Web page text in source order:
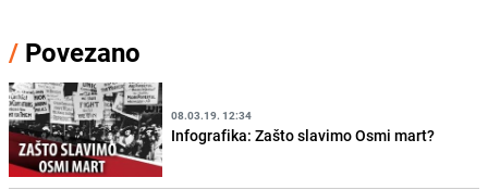
/ Povezano
08.03.19. 12:34
Infografika: Zašto slavimo Osmi mart?